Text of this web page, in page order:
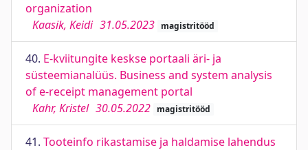
organization
Kaasik, Keidi 31.05.2023 magistritööd
40. E-kviitungite keskse portaali äri- ja
süsteemianalüüs. Business and system analysis
of e-receipt management portal
Kahr, Kristel 30.05.2022 magistritööd
41. Tooteinfo rikastamise ja haldamise lahendus